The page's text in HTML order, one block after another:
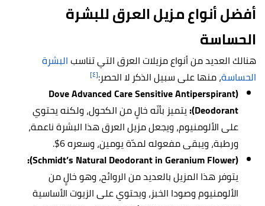
أفضل أنواع مزيل العرق للبشرة
الحساسة
هنالك العديد من أنواع مزيلات العرق التي تناسبالبشرة
الحساسة، منها على سبيل الذكر لا الحصر:[٤]
(Dove Advanced Care Sensitive Antiperspirant
Deodorant): يتميز بأنّه خالٍ من الكحول، ولكنه يحتوي
على الألومنيوم، ويجعل مزيل العرق هذا البشرة ناعمة،
ورطبة، ويبقى مفعوله لمدّة يومين، وسعره 6$.
(Schmidt’s Natural Deodorant in Geranium Flower):
يتوفر هذا المزيل بالعديد من الروائح، وهو خالٍ من
الألومنيوم وصودا الخبز، ويحتوي على الزيوت الأساسية